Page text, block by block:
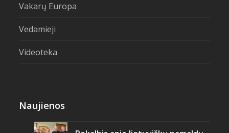
Vakarų Europa
Vedamieji
Videoteka
Naujienos